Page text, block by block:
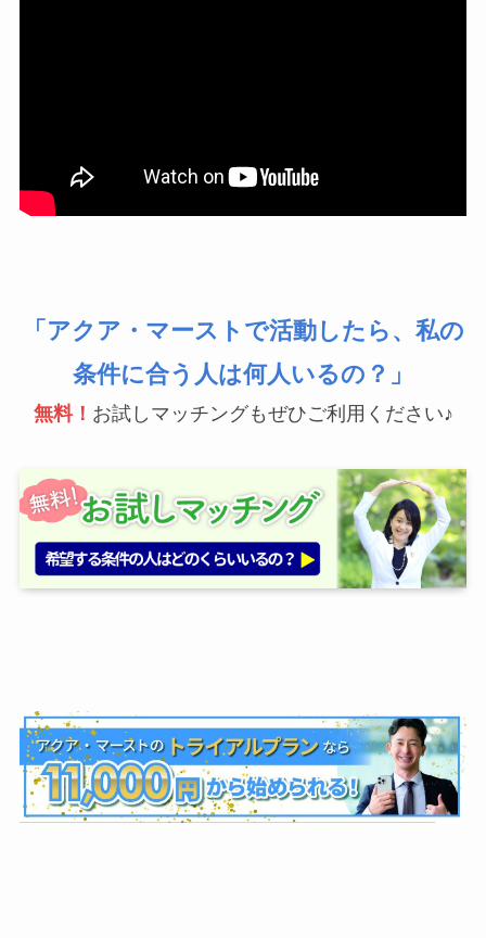
「アクア・マーストで活動したら、私の
条件に合う人は何人いるの？」
無料！ お試しマッチングもぜひご利用ください♪